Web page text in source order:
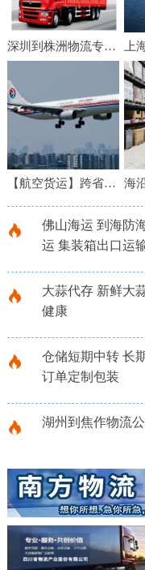
深圳到株洲物流专线 轿车运输 零担货物运输 物流电话
【航空货运】跨省急件 当日达 上海空运 6小时到港 海
佛山海运 到海防
运 集装箱出口运
大蒜代存 新鲜大
健康
仓储短期中转 长
订单定制包装
湖州到焦作物流